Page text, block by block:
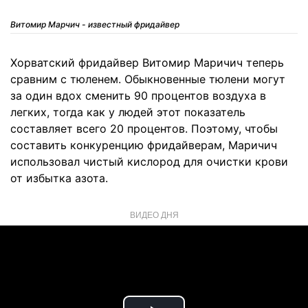
Витомир Марчич - известный фридайвер
Хорватский фридайвер Витомир Маричич теперь
сравним с тюленем. Обыкновенные тюлени могут
за один вдох сменить 90 процентов воздуха в
легких, тогда как у людей этот показатель
составляет всего 20 процентов. Поэтому, чтобы
составить конкуренцию фридайверам, Маричич
использовал чистый кислород для очистки крови
от избытка азота.
ВИДЕО ДНЯ